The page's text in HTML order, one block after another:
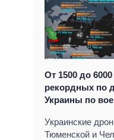
От 1500 до
рекордных по
Украины по
Украинские
Тюменской и